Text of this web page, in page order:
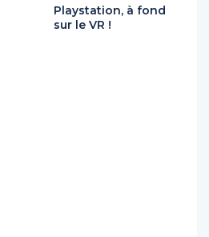
Playstation, à fond
sur le VR !